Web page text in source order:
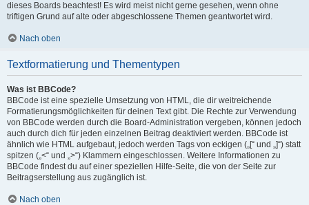
dieses Boards beachtest! Es wird meist nicht gerne gesehen, wenn ohne
triftigen Grund auf alte oder abgeschlossene Themen geantwortet wird.
Nach oben
Textformatierung und Thementypen
Was ist BBCode?
BBCode ist eine spezielle Umsetzung von HTML, die dir weitreichende
Formatierungsmöglichkeiten für deinen Text gibt. Die Rechte zur Verwendung
von BBCode werden durch die Board-Administration vergeben, können jedoch
auch durch dich für jeden einzelnen Beitrag deaktiviert werden. BBCode ist
ähnlich wie HTML aufgebaut, jedoch werden Tags von eckigen („[“ und „]“) statt
spitzen („<“ und „>“) Klammern eingeschlossen. Weitere Informationen zu
BBCode findest du auf einer speziellen Hilfe-Seite, die von der Seite zur
Beitragserstellung aus zugänglich ist.
Nach oben